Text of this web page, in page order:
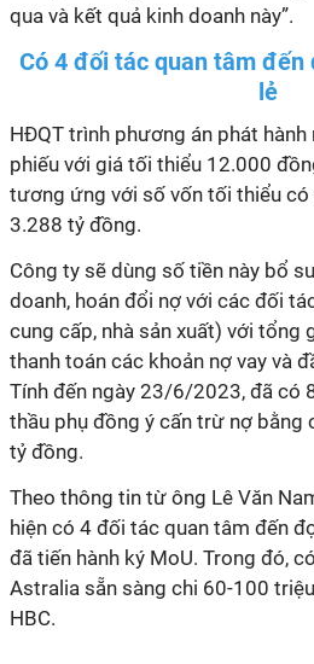
qua và kết quả kinh doanh này”.
Có 4 đối tác quan tâm
lẻ
HĐQT trình phương án phát
phiếu với giá tối thiểu 12.000
tương ứng với số vốn tối thiểu
3.288 tỷ đồng.
Công ty sẽ dùng số tiền này bổ
doanh, hoán đổi nợ với các đối
cung cấp, nhà sản xuất) với tổng
thanh toán các khoản nợ vay và
Tính đến ngày 23/6/2023, đã có
thầu phụ đồng ý cấn trừ nợ bằng
tỷ đồng.
Theo thông tin từ ông Lê Văn
hiện có 4 đối tác quan tâm đến
đã tiến hành ký MoU. Trong đó,
Astralia sẵn sàng chi 60-100
HBC.